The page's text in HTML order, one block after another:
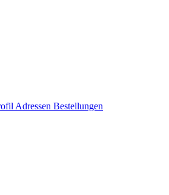
Adressen Bestellungen